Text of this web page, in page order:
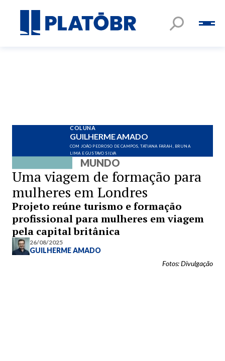
COLUNA
GUILHERME AMADO
COM JOÃO PEDROSO DE CAMPOS, TATIANA FARAH, BRUNA
LIMA E GUSTAVO SILVA
MUNDO
Uma viagem de formação para
mulheres em Londres
Projeto reúne turismo e formação
profissional para mulheres em viagem
pela capital britânica
26/08/2025
GUILHERME AMADO
Fotos: Divulgação